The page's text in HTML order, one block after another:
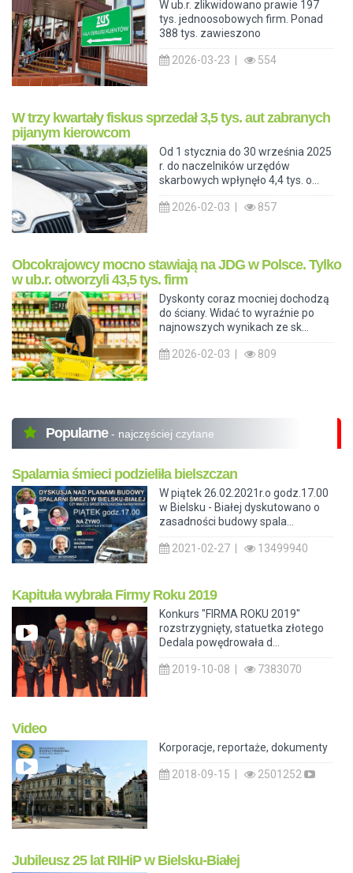
W ub.r. zlikwidowano prawie 197
tys. jednoosobowych firm. Ponad
388 tys. zawieszono
2026-03-23 | 554
W trzy kwartały fiskus sprzedał 3,5 tys. aut zabranych
pijanym kierowcom
Od 1 stycznia do 30 września 2025
r. do naczelników urzędów
skarbowych wpłynęło 4,4 tys. o...
2026-02-03 | 857
Obcokrajowcy mocno stawiają na JDG w Polsce. Tylko
w ub.r. otworzyli 43,5 tys. firm
Dyskonty coraz mocniej dochodzą
do ściany. Widać to wyraźnie po
najnowszych wynikach ze sk...
2026-02-03 | 809
Popularne - najczęściej czytane
Spalarnia śmieci podzieliła bielszczan
W piątek 26.02.2021r.o godz.17.00
w Bielsku - Białej dyskutowano o
zasadności budowy spala...
2021-02-27 | 13499940
Kapituła wybrała Firmy Roku 2019
Konkurs "FIRMA ROKU 2019"
rozstrzygnięty, statuetka złotego
Dedala powędrowała d...
2019-10-08 | 7383070
Video
Korporacje, reportaże, dokumenty
2018-09-15 | 2501252
Jubileusz 25 lat RIHiP w Bielsku-Białej